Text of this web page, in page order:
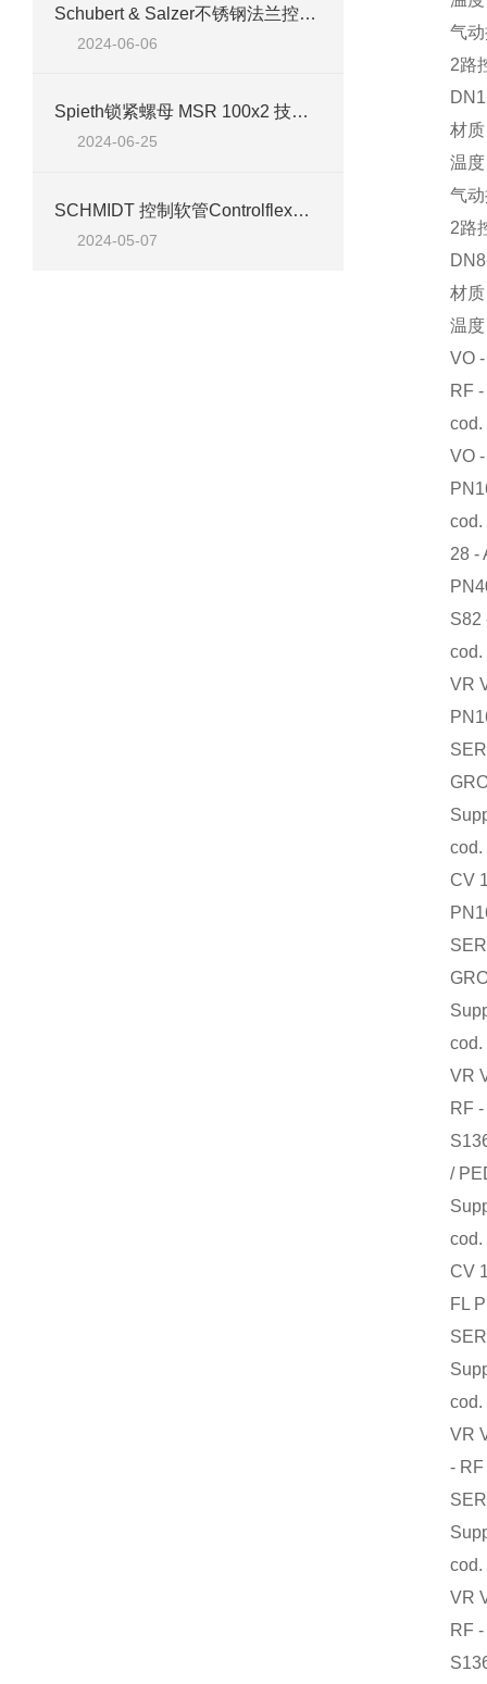
Schubert & Salzer不锈钢法兰控制阀7037/040产品介绍
2024-06-06
Spieth锁紧螺母 MSR 100x2 技术介绍
2024-06-25
SCHMIDT 控制软管Controlflex® CPS 15.2 案例
2024-05-07
气动
2路控
材质：
温度
气动
2路控
DN8-
材质：
温度
VO -
RF -
cod.
VO -
PN16
cod.
28 -
PN40 -
S82 -
cod.
VR
PN16/
SERV.
cod.
CV
PN16/
SERV.
cod.
VR
RF - (T
S136 -
/ PED
cod.
CV
FL
SERV.
cod.
VR
- RF -
SERV.
cod.
VR
RF - (T
S136 -